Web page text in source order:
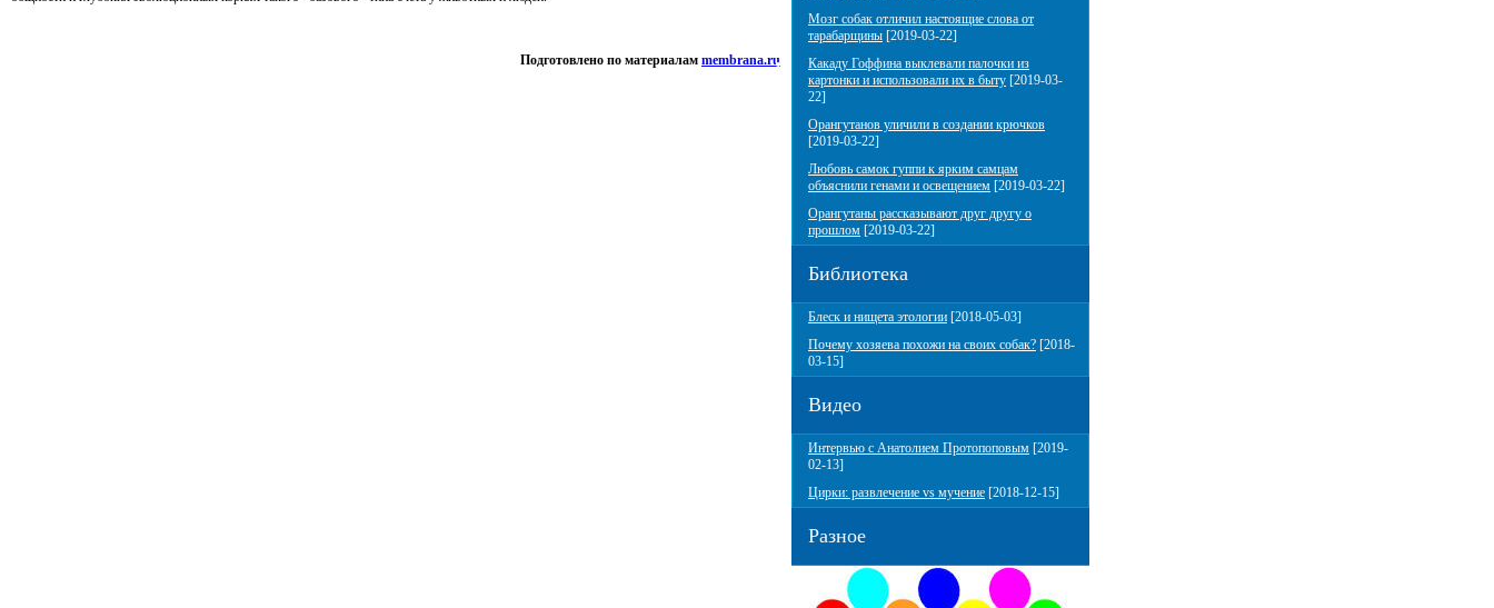
Мозг собак отличил настоящие слова от
тарабарщины [2019-03-22]
Какаду Гоффина выклевали палочки из
картонки и использовали их в быту [2019-03-
22]
Орангутанов уличили в создании крючков
[2019-03-22]
Любовь самок гуппи к ярким самцам
объяснили генами и освещением [2019-03-22]
Орангутаны рассказывают друг другу о
прошлом [2019-03-22]
Библиотека
Блеск и нищета этологии [2018-05-03]
Почему хозяева похожи на своих собак? [2018-
03-15]
Видео
Интервью с Анатолием Протопоповым [2019-
02-13]
Цирки: развлечение vs мучение [2018-12-15]
Разное
Подготовлено по материалам membrana.ru